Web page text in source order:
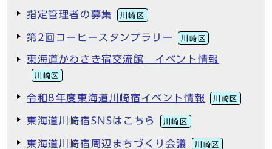
指定管理者の募集 川崎区
第2回コーヒースタンプラリー 川崎区
東海道かわさき宿交流館 イベント情報
川崎区
令和8年度東海道川崎宿イベント情報 川崎区
東海道川崎宿SNSはこちら 川崎区
東海道川崎宿周辺まちづくり会議 川崎区